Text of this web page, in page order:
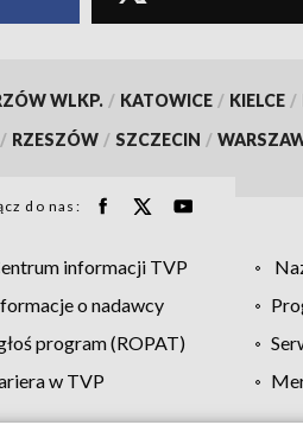
WLKP. / KATOWICE / KIELCE /
/ RZESZÓW / SZCZECIN /
do nas:
informacji TVP
o nadawcy
program (ROPAT)
w TVP